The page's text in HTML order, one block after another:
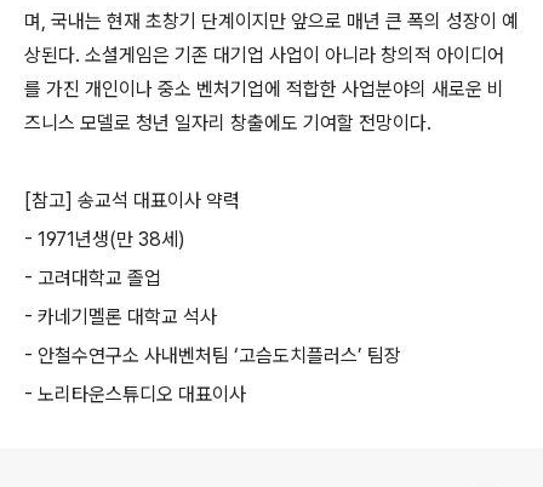
며, 국내는 현재 초창기 단계이지만 앞으로 매년 큰 폭의 성장이 예
상된다. 소셜게임은 기존 대기업 사업이 아니라 창의적 아이디어
를 가진 개인이나 중소 벤처기업에 적합한 사업분야의 새로운 비
즈니스 모델로 청년 일자리 창출에도 기여할 전망이다.
[참고] 송교석 대표이사 약력
- 1971년생(만 38세 )
- 고려대학교 졸업
- 카네기멜론 대학교 석사
- 안철수연구소 사내벤처팀 ‘고슴도치플러스’ 팀장
- 노리타운스튜디오 대표이사